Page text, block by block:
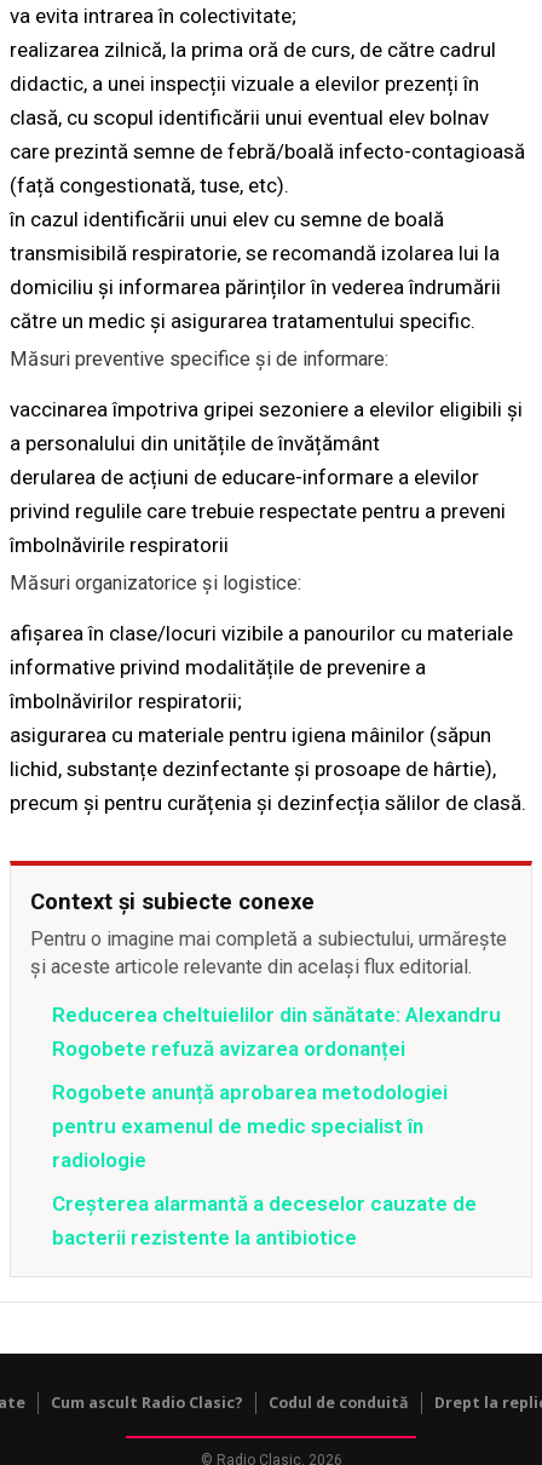
va evita intrarea în colectivitate;
realizarea zilnică, la prima oră de curs, de către cadrul
didactic, a unei inspecții vizuale a elevilor prezenți în
clasă, cu scopul identificării unui eventual elev bolnav
care prezintă semne de febră/boală infecto-contagioasă
(față congestionată, tuse, etc).
în cazul identificării unui elev cu semne de boală
transmisibilă respiratorie, se recomandă izolarea lui la
domiciliu și informarea părinților în vederea îndrumării
către un medic și asigurarea tratamentului specific.
Măsuri preventive specifice și de informare:
vaccinarea împotriva gripei sezoniere a elevilor eligibili și
a personalului din unitățile de învățământ
derularea de acțiuni de educare-informare a elevilor
privind regulile care trebuie respectate pentru a preveni
îmbolnăvirile respiratorii
Măsuri organizatorice și logistice:
afișarea în clase/locuri vizibile a panourilor cu materiale
informative privind modalitățile de prevenire a
îmbolnăvirilor respiratorii;
asigurarea cu materiale pentru igiena mâinilor (săpun
lichid, substanțe dezinfectante și prosoape de hârtie),
precum și pentru curățenia și dezinfecția sălilor de clasă.
Context și subiecte conexe
Pentru o imagine mai completă a subiectului, urmărește
și aceste articole relevante din același flux editorial.
Reducerea cheltuielilor din sănătate: Alexandru
Rogobete refuză avizarea ordonanței
Rogobete anunță aprobarea metodologiei
pentru examenul de medic specialist în
radiologie
Creșterea alarmantă a deceselor cauzate de
bacterii rezistente la antibiotice
Cum ascult Radio Clasic? Codul de conduită Drept la
© Radio Clasic, 2026